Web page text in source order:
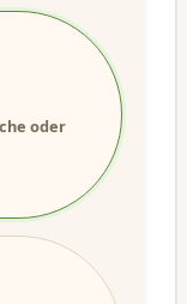
oder